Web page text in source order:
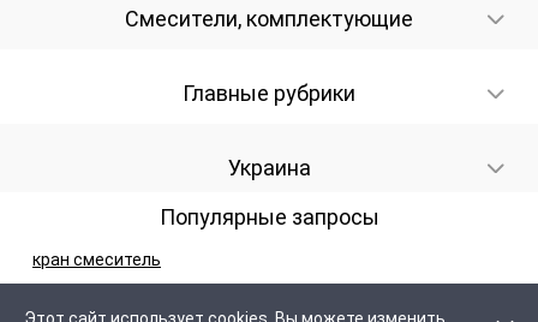
Смесители, комплектующие
Главные рубрики
Украина
Популярные запросы
кран смеситель